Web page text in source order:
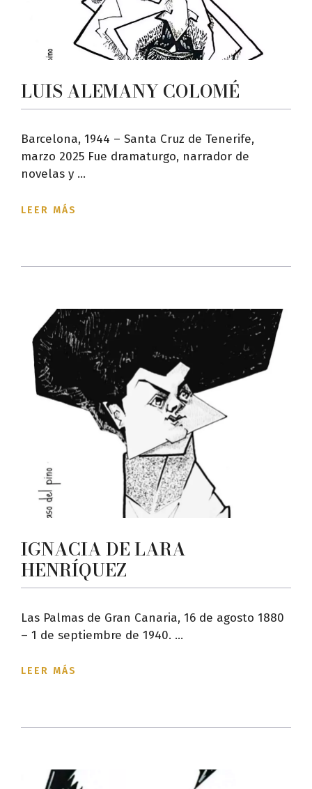
LUIS ALEMANY COLOMÉ
Barcelona, 1944 – Santa Cruz de Tenerife,
marzo 2025 Fue dramaturgo, narrador de
novelas y ...
LEER MÁS
IGNACIA DE LARA
HENRÍQUEZ
Las Palmas de Gran Canaria, 16 de agosto 1880
– 1 de septiembre de 1940. ...
LEER MÁS